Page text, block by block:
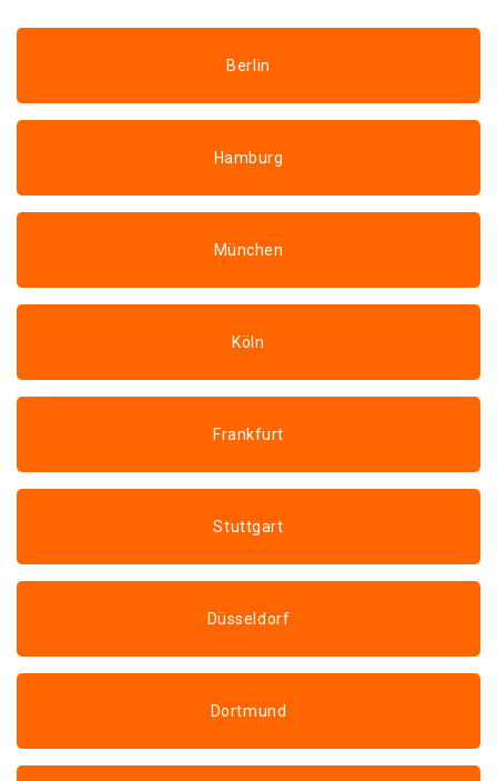
Berlin
Hamburg
München
Köln
Frankfurt
Stuttgart
Düsseldorf
Dortmund